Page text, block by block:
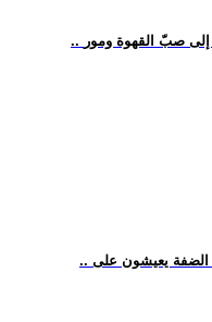
إلى صبّ القهوة ومور
الضفة يعيشون على